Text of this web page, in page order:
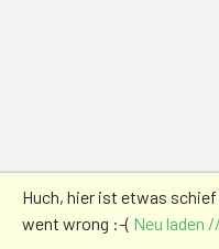
Huch, hier ist etwas
went wrong :-( Neu laden